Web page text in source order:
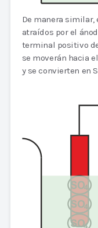
De manera similar,
atraídos por el
terminal positivo
se moverán hacia
y se convierten en